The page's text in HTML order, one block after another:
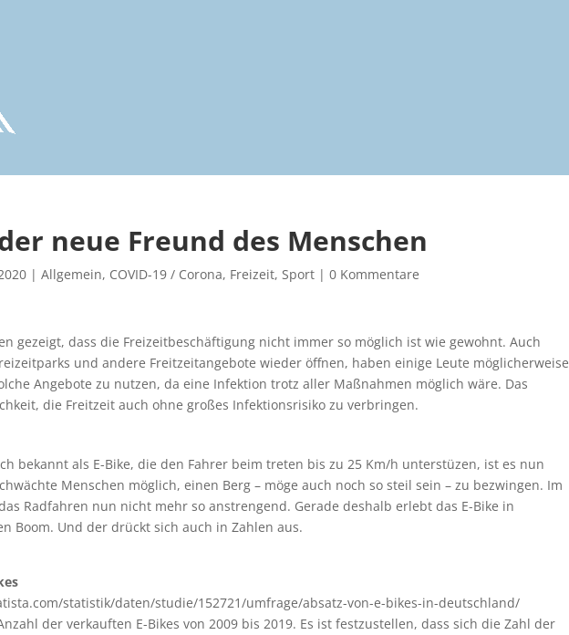
neue Freund des Menschen
|Allgemein, COVID-19 / Corona, Freizeit,Sport |0 Kommentare
gezeigt, dass die Freizeitbeschäftigung nicht immer so möglich ist wie gewohnt. Auch
und andere Freitzeitangebote wieder öffnen, haben einige Leute möglicherweise
Angebote zu nutzen, da eine Infektion trotz aller Maßnahmen möglich wäre. Das
die Freitzeit auch ohne großes Infektionsrisiko zu verbringen.
bekannt als E-Bike, die den Fahrer beim treten bis zu 25 Km/h unterstüzen, ist es nun
Menschen möglich, einen Berg – möge auch noch so steil sein – zu bezwingen. Im
Radfahren nun nicht mehr so anstrengend. Gerade deshalb erlebt das E-Bike in
Boom. Und der drückt sich auch in Zahlen aus.
statistik/daten/studie/152721/umfrage/absatz-von-e-bikes-in-deutschland/
der verkauften E-Bikes von 2009 bis 2019. Es ist festzustellen, dass sich die Zahl der